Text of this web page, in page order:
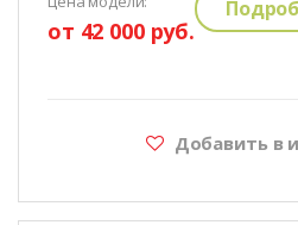
от 42 000 руб.
Добавить в